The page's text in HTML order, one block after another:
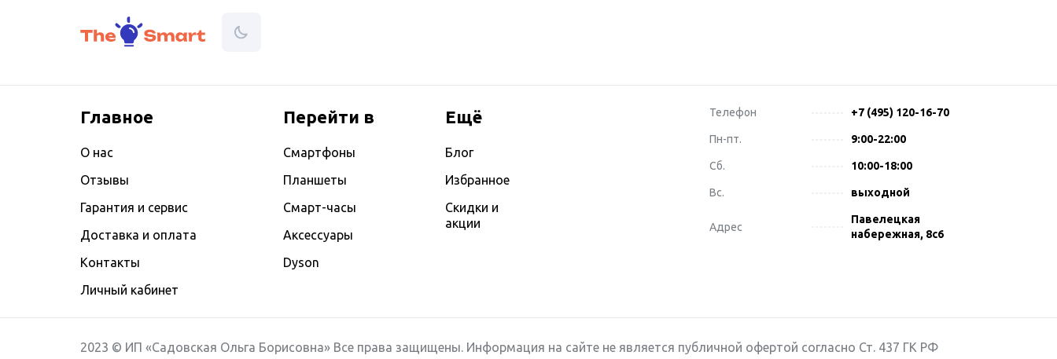
Главное
О нас
Отзывы
Гарантия и сервис
Доставка и оплата
Контакты
Личный кабинет
Перейти в
Смартфоны
Планшеты
Смарт-часы
Аксессуары
Dyson
Ещё
Блог
Избранное
Скидки и
акции
Телефон +7 (495) 120-16-70
Пн-пт. 9:00-22:00
Сб. 10:00-18:00
Вс. выходной
Адрес
Павелецкая
набережная, 8с6
2023 © ИП «Садовская Ольга Борисовна» Все права защищены. Информация на сайте не является публичной офертой согласно Ст. 437 ГК РФ